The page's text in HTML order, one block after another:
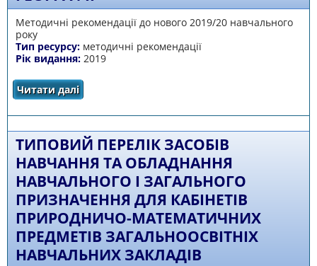
Методичні рекомендації до нового 2019/20 навчального
року
Тип ресурсу: методичні рекомендації
Рік видання: 2019
Читати далі
ТИПОВИЙ ПЕРЕЛІК ЗАСОБІВ
НАВЧАННЯ ТА ОБЛАДНАННЯ
НАВЧАЛЬНОГО І ЗАГАЛЬНОГО
ПРИЗНАЧЕННЯ ДЛЯ КАБІНЕТІВ
ПРИРОДНИЧО-МАТЕМАТИЧНИХ
ПРЕДМЕТІВ ЗАГАЛЬНООСВІТНІХ
НАВЧАЛЬНИХ ЗАКЛАДІВ